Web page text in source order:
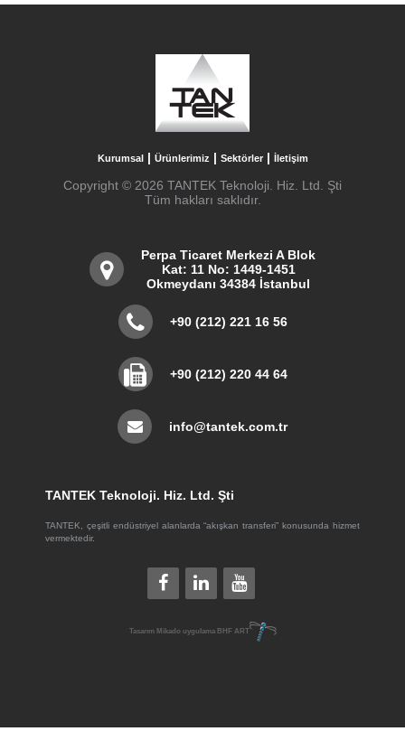
Kurumsal| Ürünlerimiz | Sektörler| İletişim
Copyright © 2026 TANTEK Teknoloji. Hiz. Ltd. Şti
Tüm hakları saklıdır.
Perpa Ticaret Merkezi A Blok
Kat: 11 No: 1449-1451
Okmeydanı 34384 İstanbul
+90 (212) 221 16 56
+90 (212) 220 44 64
info@tantek.com.tr
TANTEK Teknoloji. Hiz. Ltd. Şti
TANTEK, çeşitli endüstriyel alanlarda “akışkan transferi” konusunda hizmet
vermektedir.
Tasarım Mikadouygulama BHF ART